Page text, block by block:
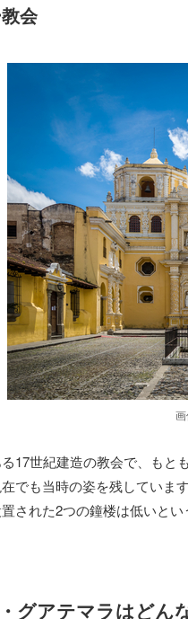
会
17世紀建造の教会で、もと
でも当時の姿を残していま
された2つの鐘楼は低いと
グアテマラはどん